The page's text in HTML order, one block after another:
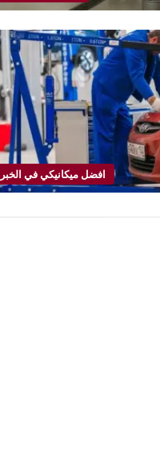
افضل ميكانيكي في الخبر